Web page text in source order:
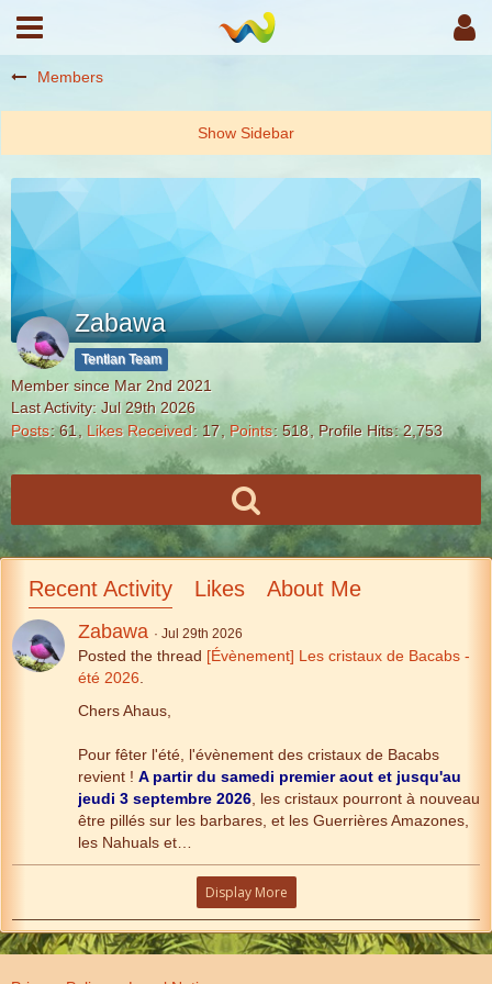
Members
Zabawa
Tentlan Team
Member since Mar 2nd 2021
Last Activity: Jul 29th 2026
Posts 61 Likes Received 17 Points 518 Profile Hits 2,753
Recent Activity Likes About Me
Zabawa Jul 29th 2026
Posted the thread [Évènement] Les cristaux de Bacabs -
été 2026.
Chers Ahaus,
Pour fêter l'été, l'évènement des cristaux de Bacabs
revient ! A partir du samedi premier aout et jusqu'au
jeudi 3 septembre 2026, les cristaux pourront à nouveau
être pillés sur les barbares, et les Guerrières Amazones,
les Nahuals et…
Display More